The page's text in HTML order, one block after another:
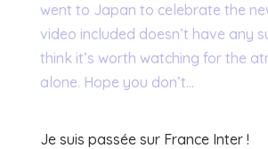
went to Japan to celebrate the
video included doesn’t have any
think it’s worth watching for the
alone. Hope you don’t...
Je suis passée sur France Inter !